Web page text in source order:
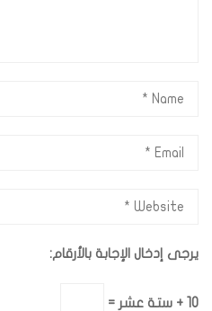
يرجى إدخال الإجابة بالأرقام:
10 + ستة عشر =